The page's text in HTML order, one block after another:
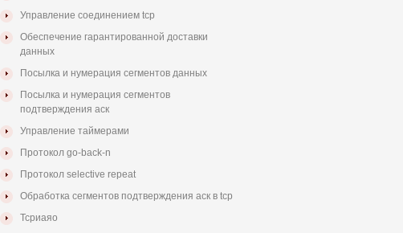
Управление соединением tcp
Обеспечение гарантированной доставки
данных
Посылка и нумерация сегментов данных
Посылка и нумерация сегментов
подтверждения аск
Управление таймерами
Протокол go-back-n
Протокол selective repeat
Обработка сегментов подтверждения аск в tcp
Тсриаяо